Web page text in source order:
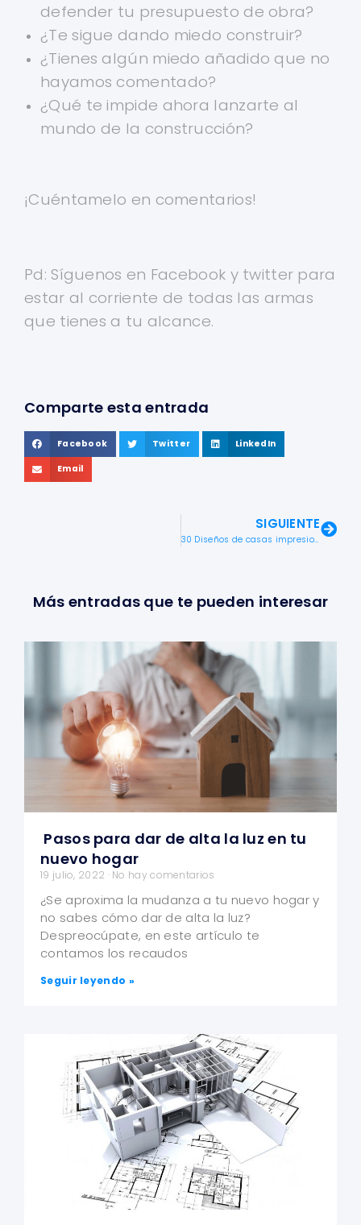
defender tu presupuesto de obra?
¿Te sigue dando miedo construir?
¿Tienes algún miedo añadido que no
hayamos comentado?
¿Qué te impide ahora lanzarte al
mundo de la construcción?
¡Cuéntamelo en comentarios!
Pd: Síguenos en Facebook y twitter para
estar al corriente de todas las armas
que tienes a tu alcance.
Comparte esta entrada
Facebook Twitter LinkedIn
Email
SIGUIENTE
30 Diseños de casas impresionantes de diferentes tipologías y estilos ¿Cual es tu favorita?
Más entradas que te pueden interesar
Pasos para dar de alta la luz en tu
nuevo hogar
19 julio, 2022 No hay comentarios
¿Se aproxima la mudanza a tu nuevo hogar y
no sabes cómo dar de alta la luz?
Despreocúpate, en este artículo te
contamos los recaudos
Seguir leyendo »